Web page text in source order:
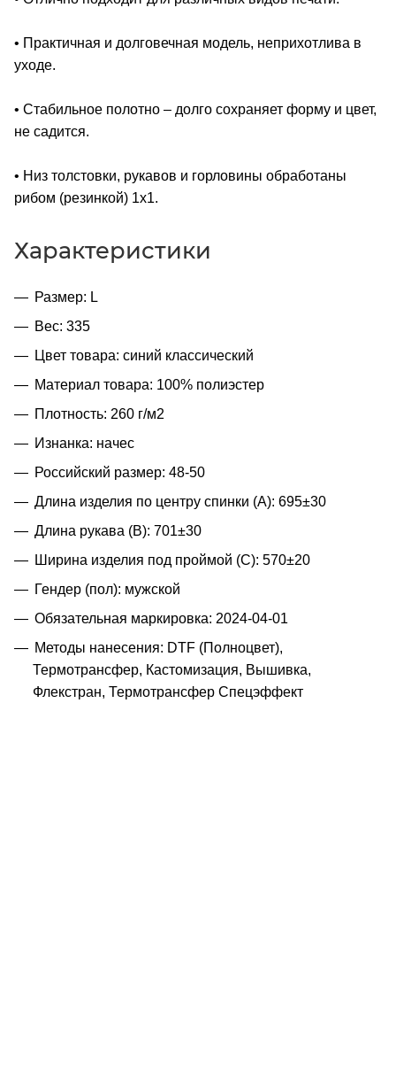
• Практичная и долговечная модель, неприхотлива в
уходе.
• Стабильное полотно – долго сохраняет форму и цвет,
не садится.
• Низ толстовки, рукавов и горловины обработаны
рибом (резинкой) 1x1.
Характеристики
Размер: L
Вес: 335
Цвет товара: синий классический
Материал товара: 100% полиэстер
Плотность: 260 г/м2
Изнанка: начес
Российский размер: 48-50
Длина изделия по центру спинки (A): 695±30
Длина рукава (B): 701±30
Ширина изделия под проймой (С): 570±20
Гендер (пол): мужской
Обязательная маркировка: 2024-04-01
Методы нанесения: DTF (Полноцвет),
Термотрансфер, Кастомизация, Вышивка,
Флекстран, Термотрансфер Спецэффект